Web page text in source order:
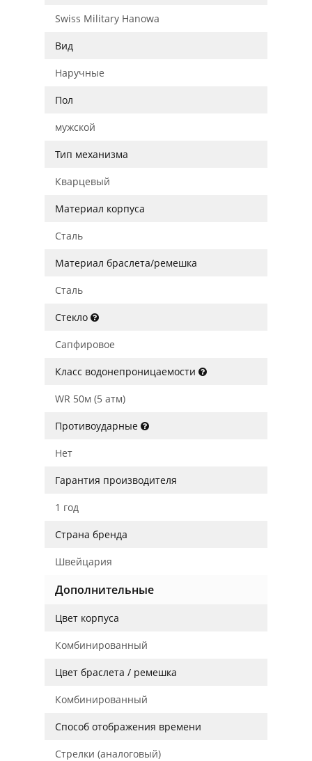
Swiss Military Hanowa
Вид
Наручные
Пол
мужской
Тип механизма
Кварцевый
Материал корпуса
Сталь
Материал браслета/ремешка
Сталь
Стекло
Сапфировое
Класс водонепроницаемости
WR 50м (5 атм)
Противоударные
Нет
Гарантия производителя
1 год
Страна бренда
Швейцария
Дополнительные
Цвет корпуса
Комбинированный
Цвет браслета / ремешка
Комбинированный
Способ отображения времени
Стрелки (аналоговый)